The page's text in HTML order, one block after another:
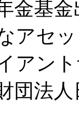
金
トマ
サー
日